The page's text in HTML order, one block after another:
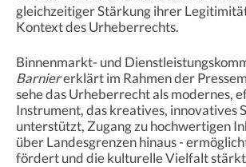
gleichzeitiger Stärkung ihrer
Kontext des Urheberrechts.
Binnenmarkt- und
Barniererklärt im Rahmen der
sehe das Urheberrecht als modernes,
Instrument, das kreatives, innovatives
unterstützt, Zugang zu hochwertigen
über Landesgrenzen hinaus -
fördert und die kulturelle Vielfalt